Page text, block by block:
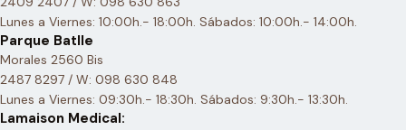
Lunes a Viernes: 10:00h.- 18:00h. Sábados: 10:00h.- 14:00h.
Parque Batlle
Morales 2560 Bis
2487 8297 / W: 098 630 848
Lunes a Viernes: 09:30h.- 18:30h. Sábados: 9:30h.- 13:30h.
Lamaison Medical: